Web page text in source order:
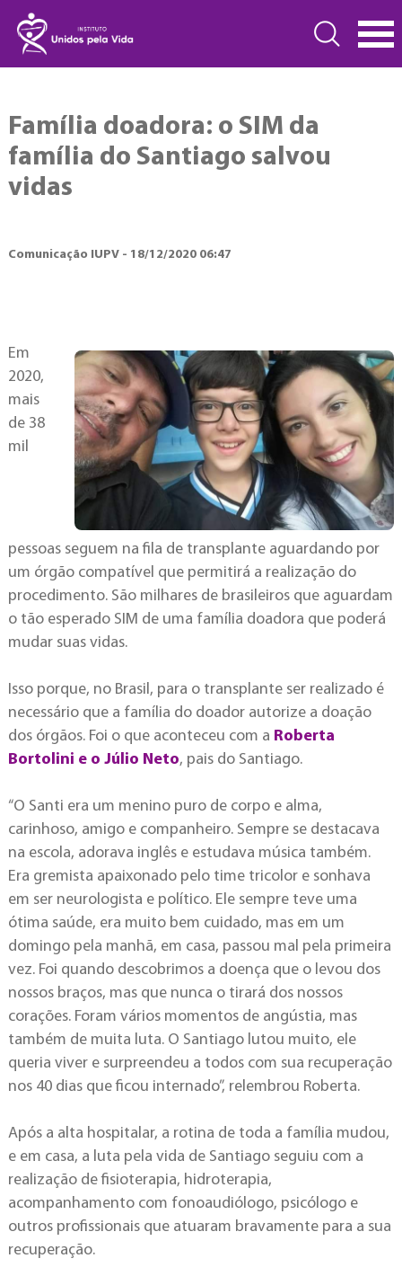
Família doadora: o SIM da
família do Santiago salvou
vidas
Comunicação IUPV - 18/12/2020 06:47
Em
2020,
mais
de 38
mil
pessoas seguem na fila de transplante aguardando por
um órgão compatível que permitirá a realização do
procedimento. São milhares de brasileiros que aguardam
o tão esperado SIM de uma família doadora que poderá
mudar suas vidas.
Isso porque, no Brasil, para o transplante ser realizado é
necessário que a família do doador autorize a doação
dos órgãos. Foi o que aconteceu com a Roberta
Bortolini e o Júlio Neto, pais do Santiago.
“O Santi era um menino puro de corpo e alma,
carinhoso, amigo e companheiro. Sempre se destacava
na escola, adorava inglês e estudava música também.
Era gremista apaixonado pelo time tricolor e sonhava
em ser neurologista e político. Ele sempre teve uma
ótima saúde, era muito bem cuidado, mas em um
domingo pela manhã, em casa, passou mal pela primeira
vez. Foi quando descobrimos a doença que o levou dos
nossos braços, mas que nunca o tirará dos nossos
corações. Foram vários momentos de angústia, mas
também de muita luta. O Santiago lutou muito, ele
queria viver e surpreendeu a todos com sua recuperação
nos 40 dias que ficou internado”, relembrou Roberta.
Após a alta hospitalar, a rotina de toda a família mudou,
e em casa, a luta pela vida de Santiago seguiu com a
realização de fisioterapia, hidroterapia,
acompanhamento com fonoaudiólogo, psicólogo e
outros profissionais que atuaram bravamente para a sua
recuperação.